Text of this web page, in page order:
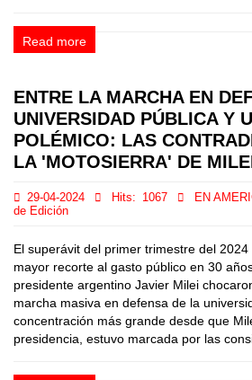
Read more
ENTRE LA MARCHA EN
UNIVERSIDAD PÚBLICA Y
POLÉMICO: LAS
LA 'MOTOSIERRA' DE
29-04-2024 Hits: 1067 EN
de Edición
El superávit del primer trimestre del
mayor recorte al gasto público en 30
presidente argentino Javier Milei
marcha masiva en defensa de la
concentración más grande desde que
presidencia, estuvo marcada por las